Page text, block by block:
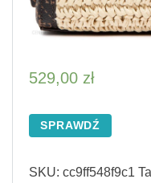
529,00 zł
SPRAWDŹ
SKU: cc9ff548f9c1